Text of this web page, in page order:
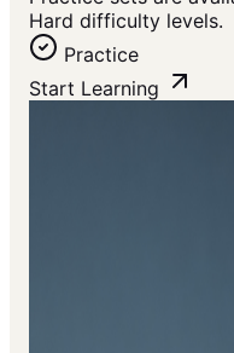
Hard difficulty levels.
Practice
Start Learning